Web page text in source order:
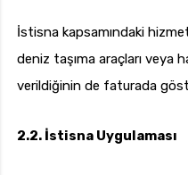
İstisna kapsamındaki
deniz taşıma araçları veya
verildiğinin de faturada
2.2. İstisna Uygulaması